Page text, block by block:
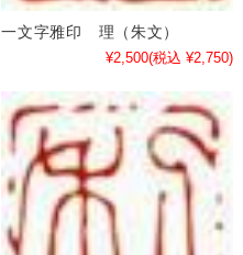
一文字雅印 理（朱文）
¥2,500(税込 ¥2,750)